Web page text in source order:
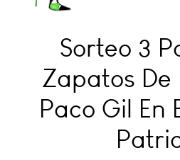
Sorteo 3
Zapatos De
Paco Gil En